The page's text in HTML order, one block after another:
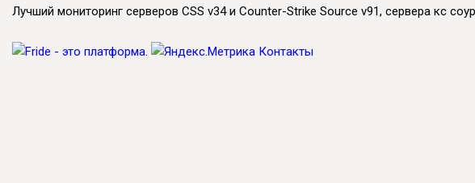
Лучший мониторинг серверов CSS v34 и Counter-Strike Source v91, сервера кс
Контакты